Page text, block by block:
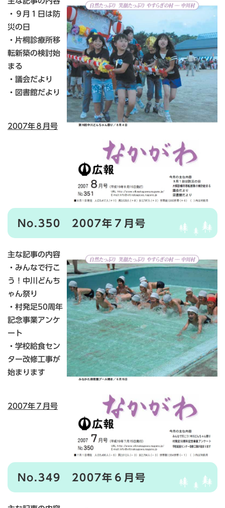
・９月１日は防
災の日
・片桐診療所移
転新築の検討始
まる
・議会だより
・図書館だより
2007年８月号
No.350 2007年７月号
主な記事の内容
・みんなで行こ
う！中川どんち
ゃん祭り
・村発足50周年
記念事業アンケ
ート
・学校給食セン
ター改修工事が
始まります
2007年７月号
No.349 2007年６月号